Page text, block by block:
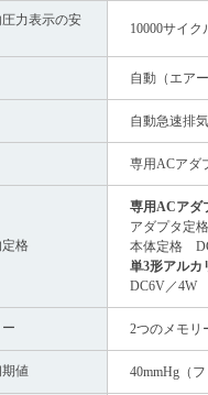
力表示の安
10000サイ
自動（エア
自動急速排
専用ACアダ
定格
専用ACアダ
アダプタ定
本体定格
単3形アルカ
DC6V／4W
2つのメモリ
期値 40mmHg（フ